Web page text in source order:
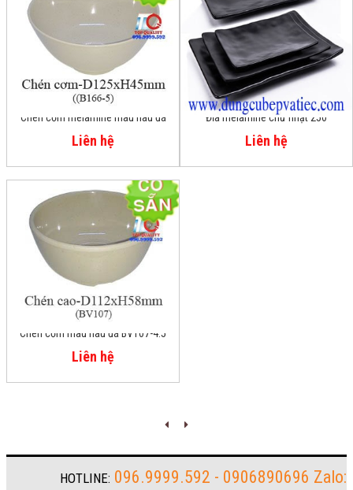
Chén cơm melamine màu nâu đá
B166-5
Liên hệ
Đĩa melamine chữ nhật 250
Liên hệ
Chén cơm màu nâu đá BV107-4.5
Liên hệ
HOTLINE: 096.9999.592 - 0906890696 Zalo: